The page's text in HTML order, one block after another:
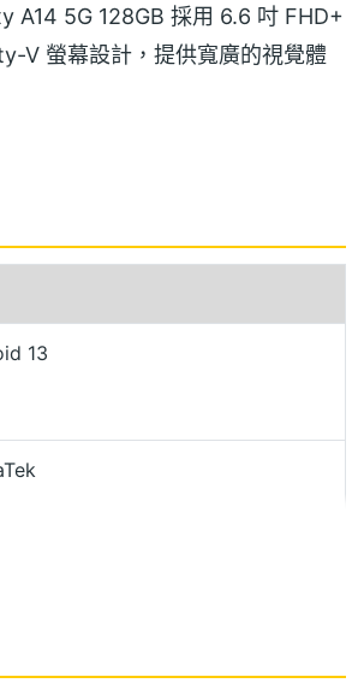
A14 5G 128GB 採用 6.6 吋 FHD+
V 螢幕設計，提供寬廣的視覺體
更新率，瀏覽網頁的操作性更出
A14 5G 128GB 採用經典的豆豆機
種大膽亮麗的機身配色，分別有
綠」、「絢暮紅」等款式。機身
電源鍵整合，讓點亮螢幕、手機解
A14 5G 128GB 運行 Android 13
5.0 操作介面，強調提供至少兩代
。
13